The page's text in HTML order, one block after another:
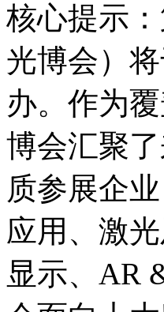
核心提示
光博会）
办。作为
博会汇聚
质参展企
应用、激
显示、AR